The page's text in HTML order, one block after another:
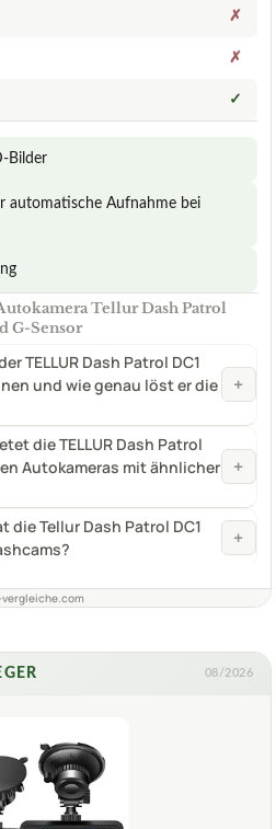
✗
✗
✓
Bilder
automatische Aufnahme bei
Tellur Dash Patrol
G-Sensor
TELLUR Dash Patrol DC1
und wie genau löst er die
+
die TELLUR Dash Patrol
Autokameras mit ähnlicher
+
die Tellur Dash Patrol DC1
+
08/2026